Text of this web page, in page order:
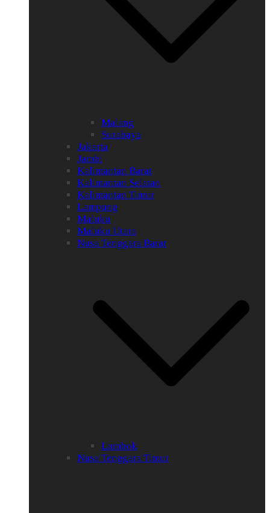
Malang
Surabaya
Jakarta
Jambi
Kalimantan Barat
Kalimantan Selatan
Kalimantan Timur
Lampung
Maluku
Maluku Utara
Nusa Tenggara Barat
Lombok
Nusa Tenggara Timur